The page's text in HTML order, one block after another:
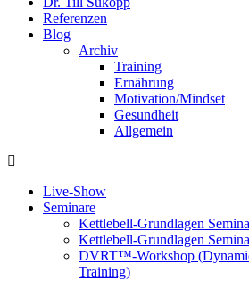
Referenzen
Blog
Archiv
Training
Ernährung
Motivation/Mindset
Gesundheit
Allgemein
Live-Show
Seminare
Kettlebell-Grundlagen
Kettlebell-Grundlagen
DVRT™-Workshop
Training)